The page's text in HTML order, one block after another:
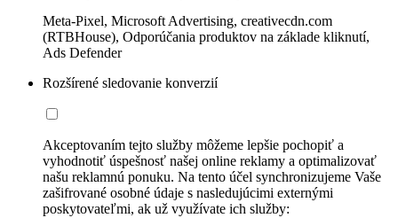
Meta-Pixel, Microsoft Advertising, creativecdn.com
(RTBHouse), Odporúčania produktov na základe kliknutí,
Ads Defender
Rozšírené sledovanie konverzií
Akceptovaním tejto služby môžeme lepšie pochopiť a
vyhodnotiť úspešnosť našej online reklamy a optimalizovať
našu reklamnú ponuku. Na tento účel synchronizujeme Vaše
zašifrované osobné údaje s nasledujúcimi externými
poskytovateľmi, ak už využívate ich služby: